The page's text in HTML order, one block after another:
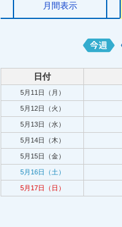
月間表示
日付
5月11日（月）
5月12日（火）
5月13日（水）
5月14日（木）
5月15日（金）
5月16日（土）
5月17日（日）